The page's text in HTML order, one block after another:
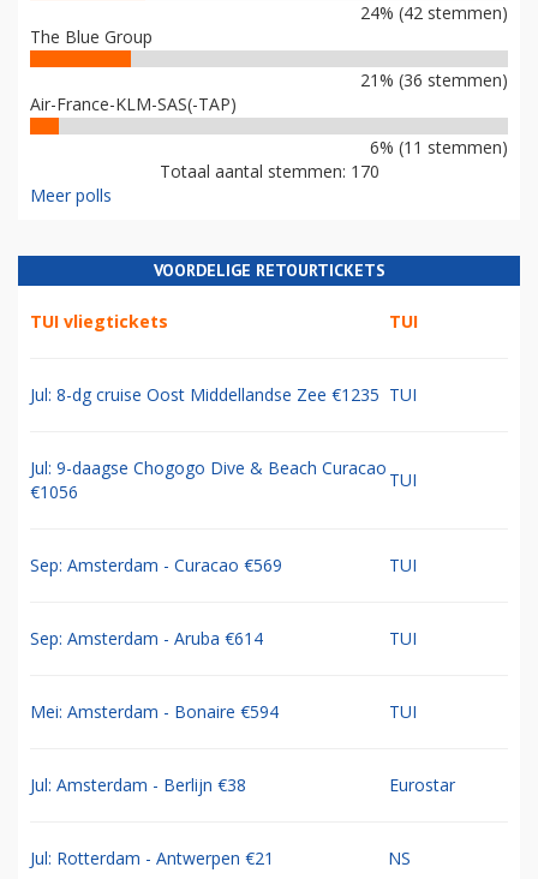
24% (42 stemmen)
The Blue Group
21% (36 stemmen)
Air-France-KLM-SAS(-TAP)
6% (11 stemmen)
Totaal aantal stemmen: 170
Meer polls
VOORDELIGE RETOURTICKETS
TUI vliegtickets TUI
Jul: 8-dg cruise Oost Middellandse Zee €1235 TUI
Jul: 9-daagse Chogogo Dive & Beach Curacao
€1056
TUI
Sep: Amsterdam - Curacao €569 TUI
Sep: Amsterdam - Aruba €614 TUI
Mei: Amsterdam - Bonaire €594 TUI
Jul: Amsterdam - Berlijn €38 Eurostar
Jul: Rotterdam - Antwerpen €21 NS